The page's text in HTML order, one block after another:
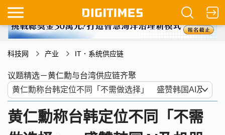
科技网 产业 IT．系统供应链
议题精选－黄仁勳与台湾供应链齐聚
黄仁勳称台韩定位不同「不需